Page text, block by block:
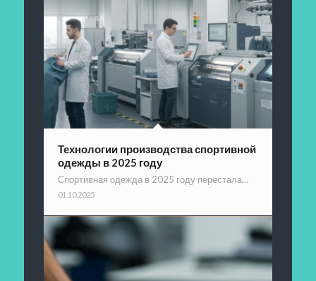
Технологии производства спортивной
одежды в 2025 году
Спортивная одежда в 2025 году перестала…
01.10.2025